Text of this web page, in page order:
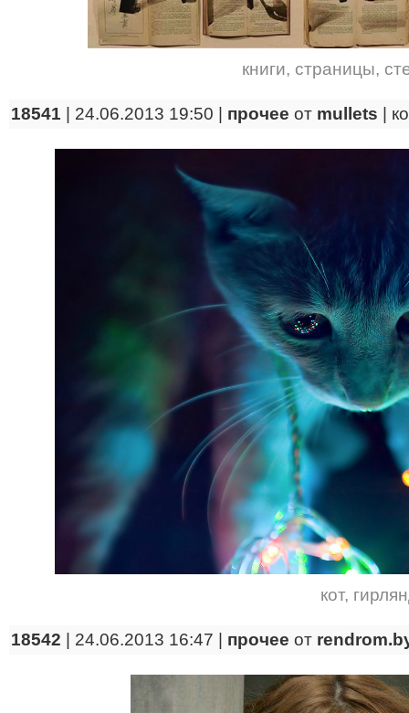
книги, страницы,
18541 | 24.06.2013 19:50 | прочее от mullets
кот,
18542 | 24.06.2013 16:47 | прочее от